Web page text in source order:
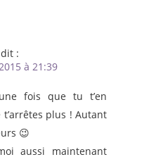
dit :
à 21:39
fois que tu t’en
plus ! Autant
😉
aussi maintenant